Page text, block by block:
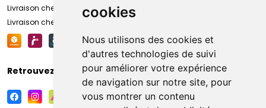
cookies
Nous utilisons des cookies et
d'autres technologies de suivi
pour améliorer votre expérience
de navigation sur notre site, pour
vous montrer un contenu
Livraison chez vous
Livraison chez votre commerçant
Retrouvez-nous sur vos réseaux sociaux